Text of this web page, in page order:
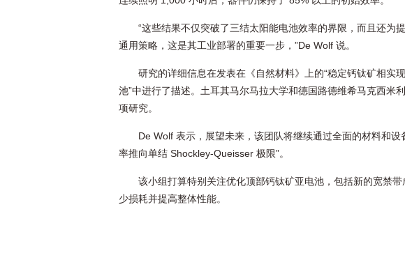
“这些结果不仅突破了三结太阳能电池效率的界限，而且还为
通用策略，这是其工业部署的重要一步，”De Wolf 说。
研究的详细信息在发表在《自然材料》上的“稳定钙钛矿相实
池”中进行了描述。土耳其马尔马拉大学和德国路德维希马克西米
项研究。
De Wolf 表示，展望未来，该团队将继续通过全面的材料和
率推向单结 Shockley-Queisser 极限”。
该小组打算特别关注优化顶部钙钛矿亚电池，包括新的宽禁
少损耗并提高整体性能。